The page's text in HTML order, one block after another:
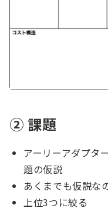
② 課題
アーリーアダプタ
題の仮説
あくまでも仮説な
上位3つに絞る